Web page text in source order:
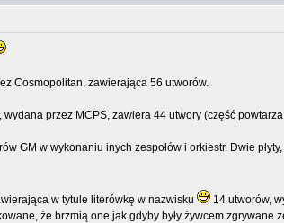
Cosmopolitan, zawierająca 56 utworów.
przez MCPS, zawiera 44 utwory (część
GM w wykonaniu inych zespołów i orkiestr. Dwie
w tytule literówkę w nazwisku
14 utworów,
że brzmią one jak gdyby były żywcem